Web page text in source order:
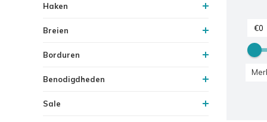
Haken
Breien
Borduren
Benodigdheden
Sale